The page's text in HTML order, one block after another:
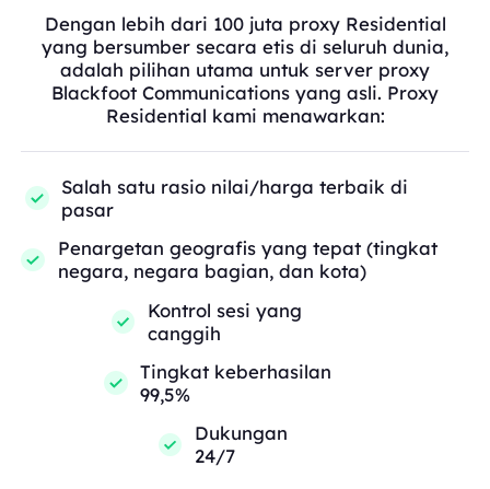
Dengan lebih dari 100 juta proxy Residential
yang bersumber secara etis di seluruh dunia,
adalah pilihan utama untuk server proxy
Blackfoot Communications yang asli. Proxy
Residential kami menawarkan:
Salah satu rasio nilai/harga terbaik di
pasar
Penargetan geografis yang tepat (tingkat
negara, negara bagian, dan kota)
Kontrol sesi yang
canggih
Tingkat keberhasilan
99,5%
Dukungan
24/7